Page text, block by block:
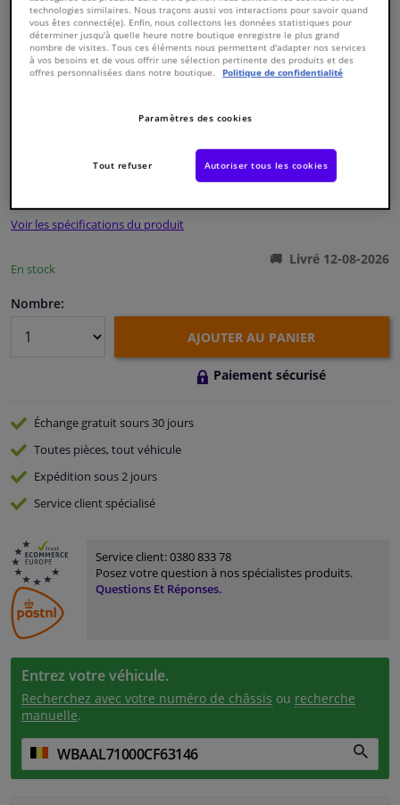
Fenêtres & accessoires
Atelier & outils
Camping-car, moto & vélo
Promotions et réductions
Numéro de produit d'origine:0123465
Voir les spécifications du produit
En stock
Livré 12-08-2026
Nombre:
AJOUTER AU PANIER
Paiement sécurisé
Échange gratuitsours 30 jours
Toutes pièces, tout véhicule
Expédition sous 2 jours
Serviceclient spécialisé
Service client:0380 833 78
Posez votre question à nos spécialistes produits.
Questions Et Réponses.
Entrez votre véhicule.
Recherchez avec votre numéro de châssis ou recherche
manuelle.
technologies similaires. Nous traçons aussi vos interactions pour savoir quand
vous êtes connecté(e). Enfin, nous collectons les données statistiques pour
déterminer jusqu'à quelle heure notre boutique enregistre le plus grand
nombre de visites. Tous ces éléments nous permettent d'adapter nos services
à vos besoins et de vous offrir une sélection pertinente des produits et des
offres personnalisées dans notre boutique.
Politique de confidentialité
Paramètres des cookies
Tout refuser Autoriser tous les cookies